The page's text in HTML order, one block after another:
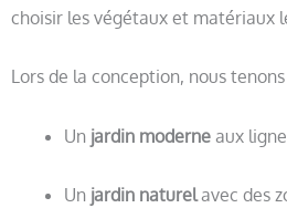
choisir les végétaux et matériaux
Lors de la conception, nous
Un jardin moderne aux
Un jardin naturelavec des